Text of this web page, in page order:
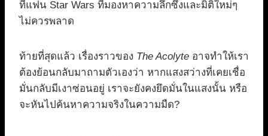
ที่แฟน Star Wars ที่มองหาความลึกซึ้งและมิติใหม่ๆ
ไม่ควรพลาด
ท้ายที่สุดแล้ว เรื่องราวของ The Acolyte อาจทำให้เรา
ต้องย้อนกลับมาถามตัวเองว่า หากแสงสว่างที่เคยเชื่อ
มั่นกลับมีเงาซ่อนอยู่ เราจะยังคงยึดมั่นในแสงนั้น หรือ
จะหันไปค้นหาความจริงในความมืด?